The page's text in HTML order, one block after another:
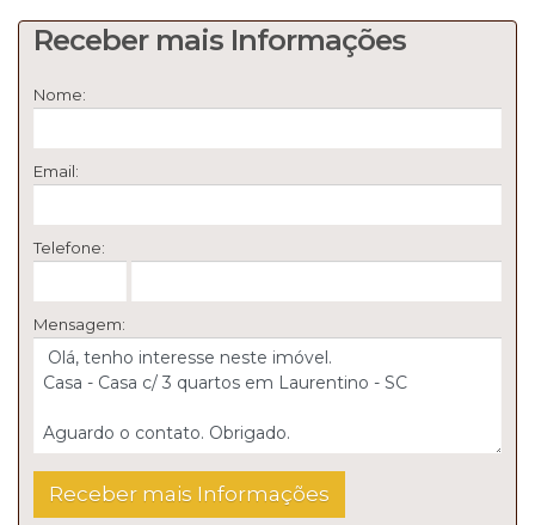
Receber mais Informações
Nome:
Email:
Telefone:
Mensagem: